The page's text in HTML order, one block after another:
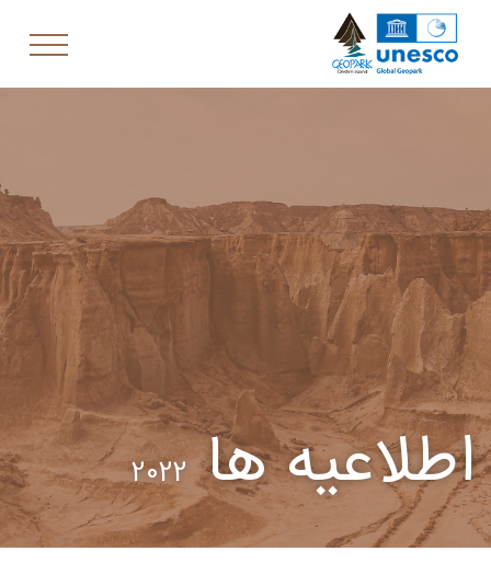
اطلاعیه ها2022